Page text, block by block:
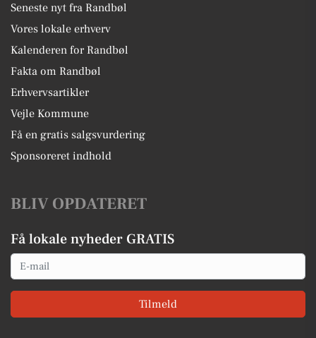
Seneste nyt fra Randbøl
Vores lokale erhverv
Kalenderen for Randbøl
Fakta om Randbøl
Erhvervsartikler
Vejle Kommune
Få en gratis salgsvurdering
Sponsoreret indhold
BLIV OPDATERET
Få lokale nyheder GRATIS
Email
Tilmeld